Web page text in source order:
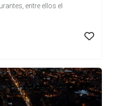
entre ellos el